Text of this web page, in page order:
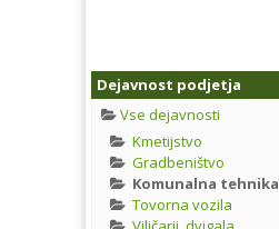
Dejavnost podjetja
Vse dejavnosti
Kmetijstvo
Gradbeništvo
Komunalna tehnika
Tovorna vozila